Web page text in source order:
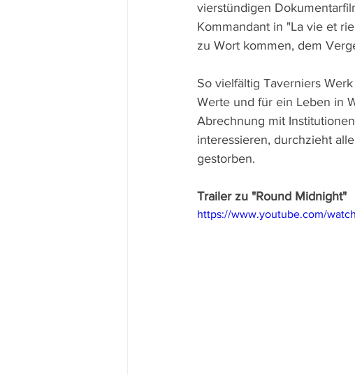
vierstündigen
Kommandant in "La vie et
zu Wort kommen, dem
So vielfältig Taverniers
Werte und für ein Leben in
Abrechnung mit
interessieren, durchzieht
gestorben.
Trailer zu "Round Midnight"
https://www.youtube.com/